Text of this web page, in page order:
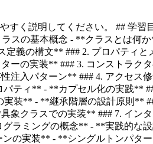
く説明してください。 ## 学
スの基本概念 - **クラスとは
義の構文** ### 2. プロパティ
の実装** ### 3. コンストラク
入パターン** ### 4. アクセス
ティ** - **カプセル化の実践**
装** - **継承階層の設計原則**
クラスでの実装** ### 7. イン
ラミングの概念** - **実践的な
実装** - **シングルトンパタ